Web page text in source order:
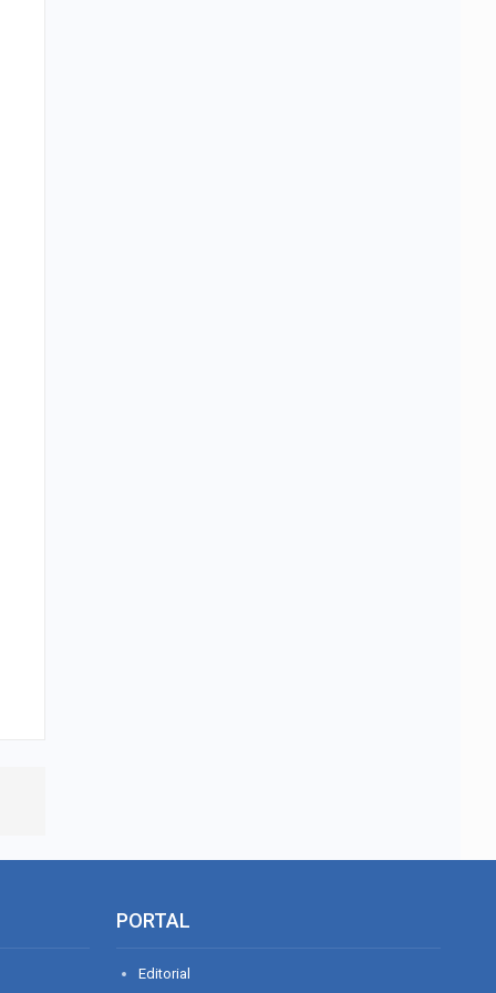
PORTAL
Editorial